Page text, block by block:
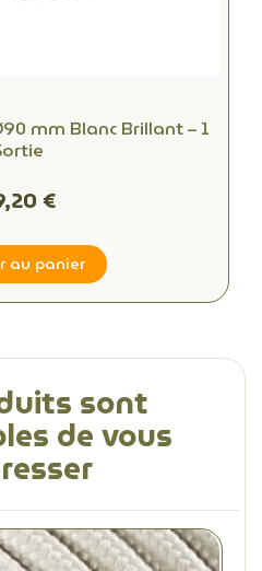
mm Blanc Brillant – 1
€
au panier
sont
de vous